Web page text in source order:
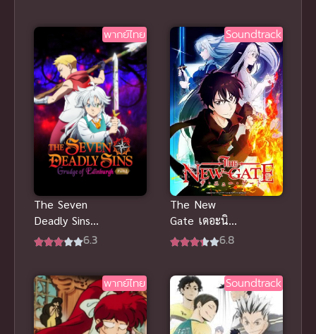
พากย์ไทย
The Seven
Deadly Sins
แค้น 2 พากย์
อัศวินภาคใหม่
มัน
6.3
Soundtrack
The New
Gate เดอะนิว
เกท ภาค 16.8
พากย์ไทย Soundtrack